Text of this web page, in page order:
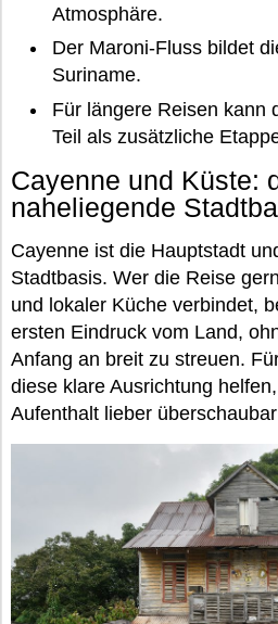
Atmosphäre.
Der Maroni-Fluss bildet
Suriname.
Für längere Reisen kann
Teil als zusätzliche
Cayenne und Küste:
naheliegende
Cayenne ist die Hauptstadt
Stadtbasis. Wer die Reise
und lokaler Küche verbindet,
ersten Eindruck vom Land,
Anfang an breit zu streuen.
diese klare Ausrichtung
Aufenthalt lieber